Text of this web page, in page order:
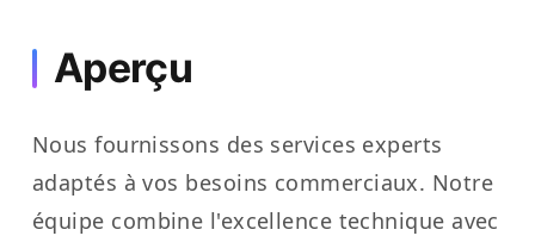
Aperçu
Nous fournissons des services experts
adaptés à vos besoins commerciaux. Notre
équipe combine l'excellence technique avec